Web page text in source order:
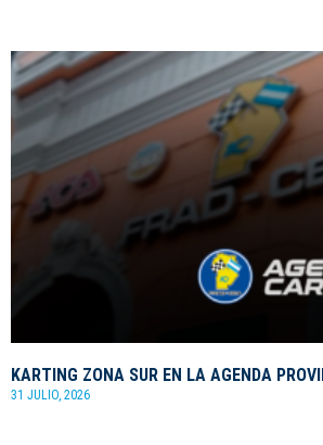
KARTING ZONA SUR EN LA AGENDA
31 JULIO, 2026